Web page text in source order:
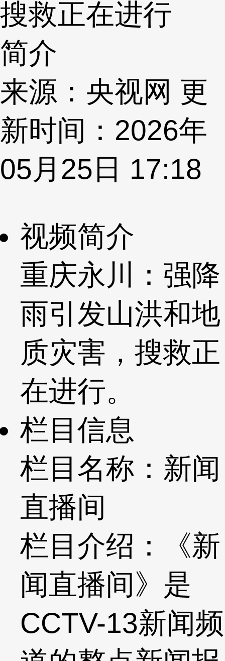
搜救正在进行
简介
来源：央视网 更
新时间：2026年
05月25日 17:18
视频简介
重庆永川：强降
雨引发山洪和地
质灾害，搜救正
在进行。
栏目信息
栏目名称：新闻
直播间
栏目介绍：《新
闻直播间》是
CCTV-13新闻频